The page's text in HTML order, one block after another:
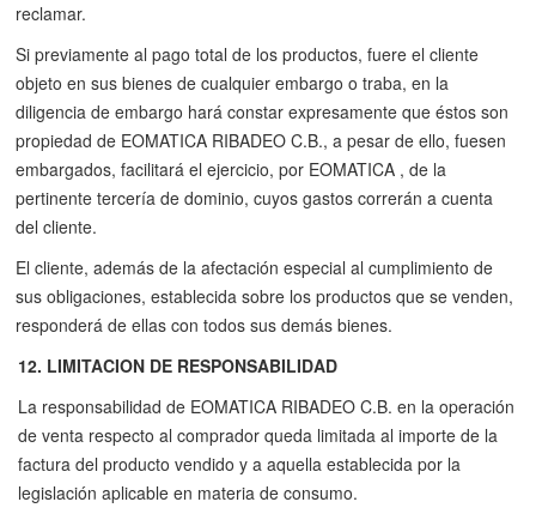
reclamar.
Si previamente al pago total de los productos, fuere el cliente
objeto en sus bienes de cualquier embargo o traba, en la
diligencia de embargo hará constar expresamente que éstos son
propiedad de EOMATICA RIBADEO C.B., a pesar de ello, fuesen
embargados, facilitará el ejercicio, por EOMATICA , de la
pertinente tercería de dominio, cuyos gastos correrán a cuenta
del cliente.
El cliente, además de la afectación especial al cumplimiento de
sus obligaciones, establecida sobre los productos que se venden,
responderá de ellas con todos sus demás bienes.
12. LIMITACION DE RESPONSABILIDAD
La responsabilidad de EOMATICA RIBADEO C.B. en la operación
de venta respecto al comprador queda limitada al importe de la
factura del producto vendido y a aquella establecida por la
legislación aplicable en materia de consumo.